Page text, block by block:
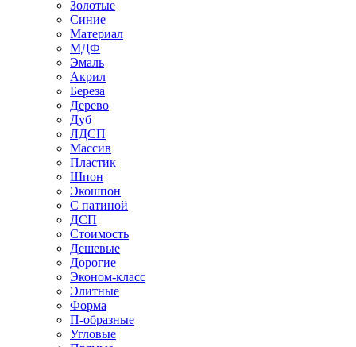
Золотые
Синие
Материал
МДФ
Эмаль
Акрил
Береза
Дерево
Дуб
ЛДСП
Массив
Пластик
Шпон
Экошпон
С патиной
ДСП
Стоимость
Дешевые
Дорогие
Эконом-класс
Элитные
Форма
П-образные
Угловые